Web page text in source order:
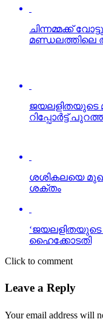
ചിന്നമ്മക്ക്
ശശികലയെ
ശക്തം
ഹൈക്കോടതി
Leave a Reply
marked *
Comment